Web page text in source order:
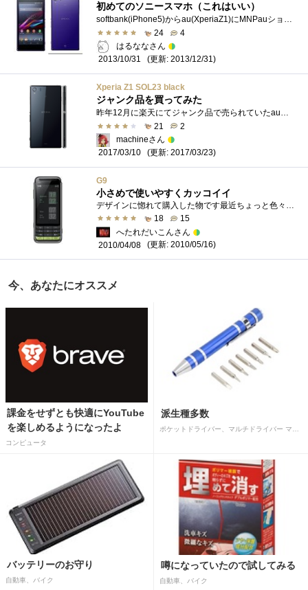
初めてのソニースマホ（これはいい）
softbank(iPhone5)からau(XperiaZ1)にMNPauショップで頭金詐欺、在庫が品薄と言うことも有り、auオンラインショップを始めて利用してみることにする。注�...
24
4
はるななさん
2013/10/31
(更新: 2013/12/31)
Xperia Z1 SOL23 black
ジャンク品を買ってみた
昨年12月に楽天にてジャンク品で売られていたau版の『XperiaZ1』を買ってみました。200円OFFのクーポンが有ったので、3,920円のところ、3,720円で購入�...
21
2
machineさん
2017/03/10
(更新: 2017/03/23)
G9
小さめで使いやすくカッコイイ
18
15
へたれだいこんさん
2010/04/08
(更新: 2010/05/16)
今、あなたにオススメ
課金をせずとも快適にYouTube
を楽しめるようになったよ
コンピュータ
派生種多数
バッテリーのお守り
自動車、バイク
噂になっていたので試してみる
自動車、バイク